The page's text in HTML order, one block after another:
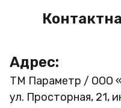
Адрес:
ТМ Параметр / ООО
ул. Просторная, 21,